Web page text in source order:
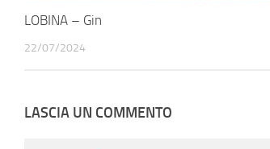
LOBINA – Gin
22/07/2024
LASCIA UN COMMENTO